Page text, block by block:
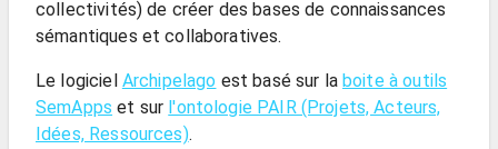
collectivités) de créer des bases de connaissances
sémantiques et collaboratives.
Le logiciel Archipelago est basé sur laboite à outils
SemApps et sur l'ontologie PAIR (Projets, Acteurs,
Idées, Ressources).